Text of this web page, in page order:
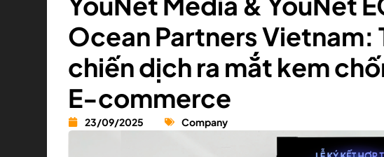
Ocean Partners Vietnam:
chiến dịch ra mắt kem
E-commerce
23/09/2025 Company